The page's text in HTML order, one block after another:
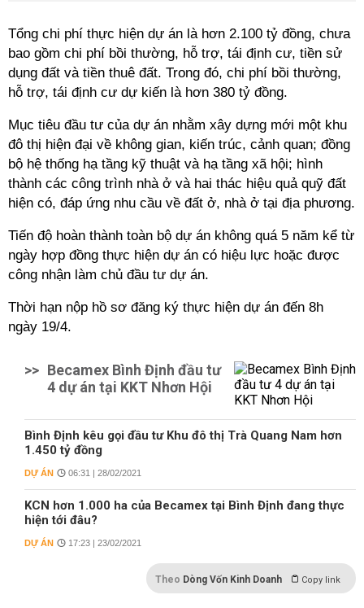
Tổng chi phí thực hiện dự án là hơn 2.100 tỷ đồng, chưa
bao gồm chi phí bồi thường, hỗ trợ, tái định cư, tiền sử
dụng đất và tiền thuê đất. Trong đó, chi phí bồi thường,
hỗ trợ, tái định cư dự kiến là hơn 380 tỷ đồng.
Mục tiêu đầu tư của dự án nhằm xây dựng mới một khu
đô thị hiện đại về không gian, kiến trúc, cảnh quan; đồng
bộ hệ thống hạ tầng kỹ thuật và hạ tầng xã hội; hình
thành các công trình nhà ở và hai thác hiệu quả quỹ đất
hiện có, đáp ứng nhu cầu về đất ở, nhà ở tại địa phương.
Tiến độ hoàn thành toàn bộ dự án không quá 5 năm kể từ
ngày hợp đồng thực hiện dự án có hiệu lực hoặc được
công nhận làm chủ đầu tư dự án.
Thời hạn nộp hồ sơ đăng ký thực hiện dự án đến 8h
ngày 19/4.
>> Becamex Bình Định đầu tư
4 dự án tại KKT Nhơn Hội
Bình Định kêu gọi đầu tư Khu đô thị Trà Quang Nam hơn
1.450 tỷ đồng
DỰ ÁN 06:31 | 28/02/2021
KCN hơn 1.000 ha của Becamex tại Bình Định đang thực
hiện tới đâu?
DỰ ÁN 17:23 | 23/02/2021
Theo Dòng Vốn Kinh Doanh Copy link